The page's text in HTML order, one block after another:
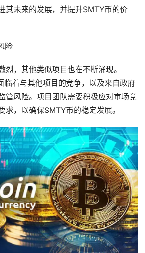
其未来的发展，并提升SMTY币的价
险
烈，其他类似项目也在不断涌现。
临着与其他项目的竞争，以及来自政府
管风险。项目团队需要积极应对市场竞
求，以确保SMTY币的稳定发展。